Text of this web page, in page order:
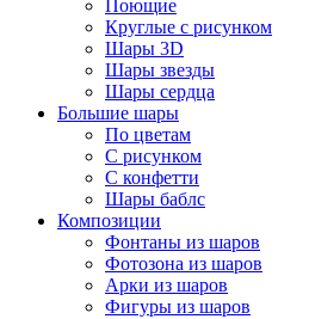
Поющие
Круглые с рисунком
Шары 3D
Шары звезды
Шары сердца
Большие шары
По цветам
С рисунком
С конфетти
Шары баблс
Композиции
Фонтаны из шаров
Фотозона из шаров
Арки из шаров
Фигуры из шаров